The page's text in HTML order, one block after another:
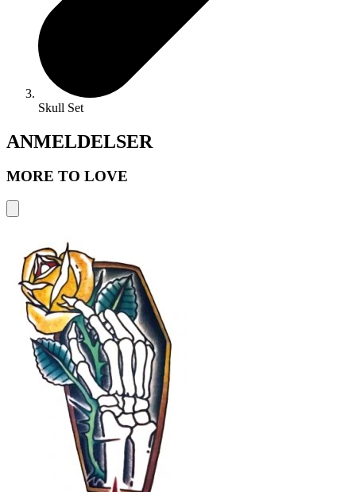
Skull Set
ANMELDELSER
MORE TO LOVE